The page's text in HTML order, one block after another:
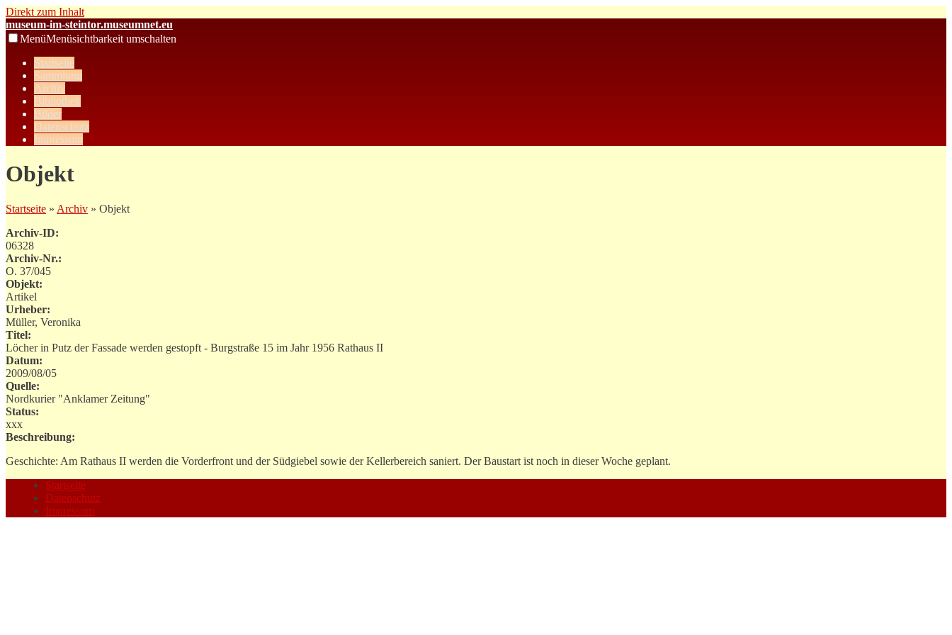
Direkt zum Inhalt
museum-im-steintor.museumnet.eu
MenüMenüsichtbarkeit umschalten
Startseite
Sammlung
Archiv
Bibliothek
Bilder
Datenschutz
Impressum
Objekt
Startseite » Archiv » Objekt
Archiv-ID:
06328
Archiv-Nr.:
O. 37/045
Objekt:
Artikel
Urheber:
Müller, Veronika
Titel:
Löcher in Putz der Fassade werden gestopft - Burgstraße 15 im Jahr 1956 Rathaus II
Datum:
2009/08/05
Quelle:
Nordkurier "Anklamer Zeitung"
Status:
xxx
Beschreibung:
Geschichte: Am Rathaus II werden die Vorderfront und der Südgiebel sowie der Kellerbereich saniert. Der Baustart ist noch in dieser Woche geplant.
Startseite
Datenschutz
Impressum